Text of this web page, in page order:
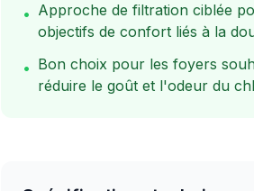
• Approche de filtration ciblée
objectifs de confort liés à la
• Bon choix pour les foyers
réduire le goût et l'odeur du